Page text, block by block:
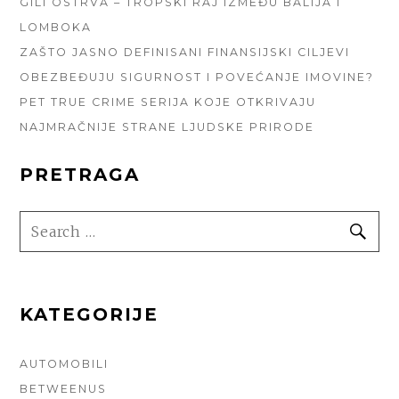
LOMBOKA
ZAŠTO JASNO DEFINISANI FINANSIJSKI CILJEVI
OBEZBEĐUJU SIGURNOST I POVEĆANJE IMOVINE?
PET TRUE CRIME SERIJA KOJE OTKRIVAJU
NAJMRAČNIJE STRANE LJUDSKE PRIRODE
PRETRAGA
SEARCH
FOR:
KATEGORIJE
AUTOMOBILI
BETWEENUS